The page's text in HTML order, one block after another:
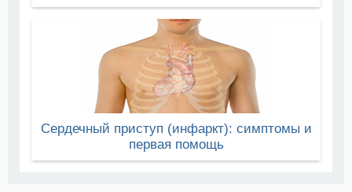
Сердечный приступ (инфаркт): симптомы и
первая помощь